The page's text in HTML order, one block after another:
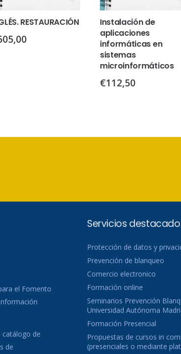
RESTAURACIÓN
Instalación de
aplicaciones
informáticas en
sistemas
microinformáticos
€112,50
el Fomento
catálogo de
de
Servicios
Protección de datos y
Prevención de blanqueo
Comercio electronico
Formación online
Seminarios Prevención
Universidad Autónoma
Formación Presencial
Propuestas de cursos in
(presenciales o mediante